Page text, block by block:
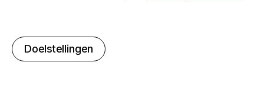
Doelstellingen